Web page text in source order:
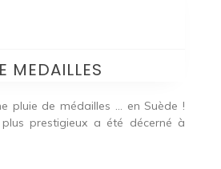
MEDAILLES
pluie de médailles … en Suède !
prestigieux a été décerné à